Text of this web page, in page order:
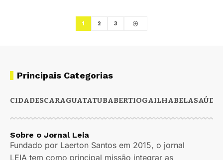
1 2 3
Principais Categorias
CIDADESCARAGUATATUBABERTIOGAILHABELASAÚDE
Sobre o Jornal Leia
Fundado por Laerton Santos em 2015, o jornal
LEIA tem como principal missão integrar as